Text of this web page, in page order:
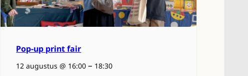
Pop-up print fair
12 augustus @ 16:00 – 18:30